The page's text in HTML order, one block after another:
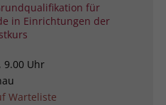
für
in Einrichtungen der
9.00 Uhr
Warteliste